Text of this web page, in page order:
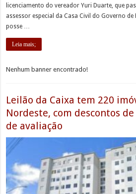
licenciamento do vereador Yuri Duarte, que
assessor especial da Casa Civil do Governo
posse …
Leia mais;
Nenhum banner encontrado!
Leilão da Caixa tem 220
Nordeste, com descontos
de avaliação